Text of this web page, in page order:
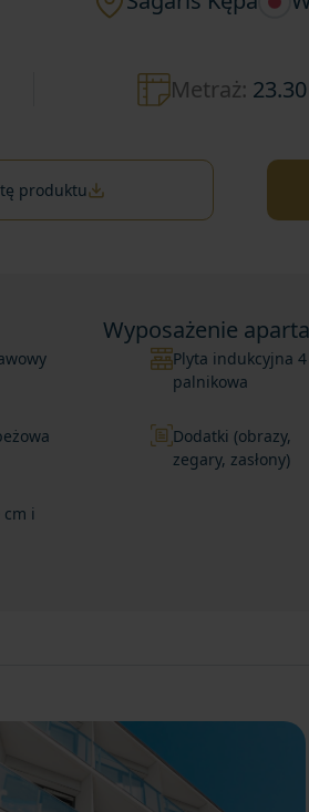
Metraż:
produktu
Wyposażenie
Plyta indukcyjna 4
palnikowa
Dodatki (obrazy,
zegary, zasłony)
cm i